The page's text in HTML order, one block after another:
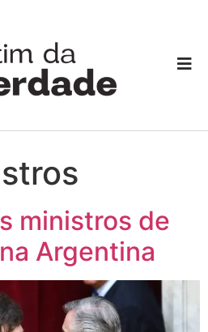
ministros de
Argentina